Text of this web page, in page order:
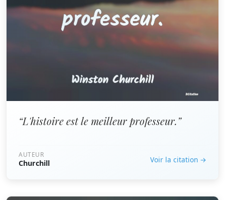
“L'histoire est le meilleur professeur.”
AUTEUR
Churchill Voir la citation →